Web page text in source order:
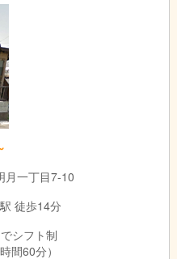
月一丁目7-10
徒歩14分
シフト制
間60分）